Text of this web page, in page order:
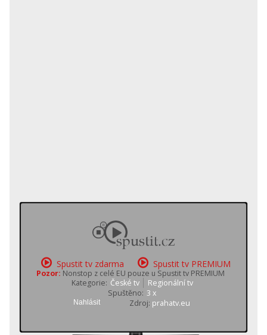
Spustit tv zdarma Spustit tv PREMIUM
Pozor: Nonstop z celé EU pouze u Spustit tv PREMIUM
Kategorie: České tv
Regionální tv
Spuštěno: 3 x
Nahlásit Zdroj: prahatv.eu